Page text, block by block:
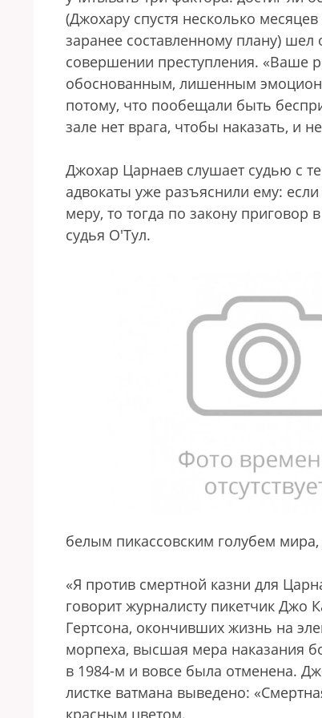
(Джохару спустя несколько
заранее составленному плану)
совершении преступления.
обоснованным, лишенным
потому, что пообещали быть
зале нет врага, чтобы наказать, и
Джохар Царнаев слушает судью с
адвокаты уже разъяснили ему:
меру, то тогда по закону приговор
судья О'Тул.
белым пикассовским голубем
«Я против смертной казни для
говорит журналисту пикетчик Джо
Гертсона, окончивших жизнь на
морпеха, высшая мера наказания
в 1984-м и вовсе была отменена.
листке ватмана выведено:
красным цветом.